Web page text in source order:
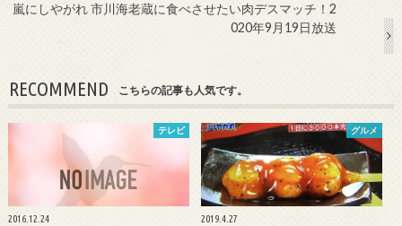
嵐にしやがれ 市川海老蔵に食べさせたい肉デスマッチ！2
020年9月19日放送
RECOMMEND こちらの記事も人気です。
テレビ
2016.12.24
グルメ
2019.4.27